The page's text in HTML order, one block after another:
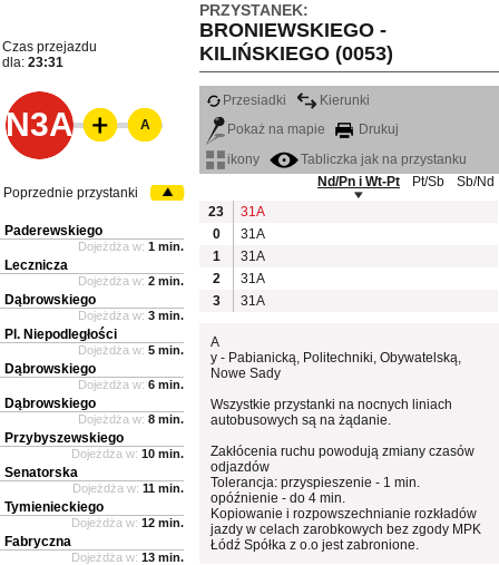
PRZYSTANEK:
BRONIEWSKIEGO -
KILIŃSKIEGO (0053)
Czas przejazdu
dla: 23:31
N3A
Przesiadki
Kierunki
Pokaż na mapie
Drukuj
ikony
Tabliczka jak na przystanku
Nd/Pn i Wt-Pt
Pt/Sb
Sb/Nd
23
31A
0
31A
1
31A
2
31A
3
31A
A
y - Pabianicką, Politechniki, Obywatelską,
Nowe Sady
Wszystkie przystanki na nocnych liniach
autobusowych są na żądanie.
Zakłócenia ruchu powodują zmiany czasów
odjazdów
Tolerancja: przyspieszenie - 1 min.
opóźnienie - do 4 min.
Kopiowanie i rozpowszechnianie rozkładów
jazdy w celach zarobkowych bez zgody MPK
Łódź Spółka z o.o jest zabronione.
A
Poprzednie przystanki
Paderewskiego
Dojeżdża w: 1 min.
Lecznicza
Dojeżdża w: 2 min.
Dąbrowskiego
Dojeżdża w: 3 min.
Pl. Niepodległości
Dojeżdża w: 5 min.
Dąbrowskiego
Dojeżdża w: 6 min.
Dąbrowskiego
Dojeżdża w: 8 min.
Przybyszewskiego
Dojeżdża w: 10 min.
Senatorska
Dojeżdża w: 11 min.
Tymienieckiego
Dojeżdża w: 12 min.
Fabryczna
Dojeżdża w: 13 min.